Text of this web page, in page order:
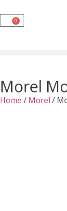
0
Morel
Home / Morel /